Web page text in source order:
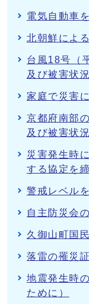
電気自動車
北朝鮮によ
台風18号（
及び被害状
家庭で災害
京都府南部
及び被害状
災害発生時
する協定を
警戒レベル
自主防災会
久御山町国
落雷の罹災
地震発生時
ために）